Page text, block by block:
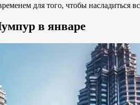
для того, чтобы
в январе